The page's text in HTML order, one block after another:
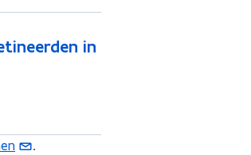
in
.